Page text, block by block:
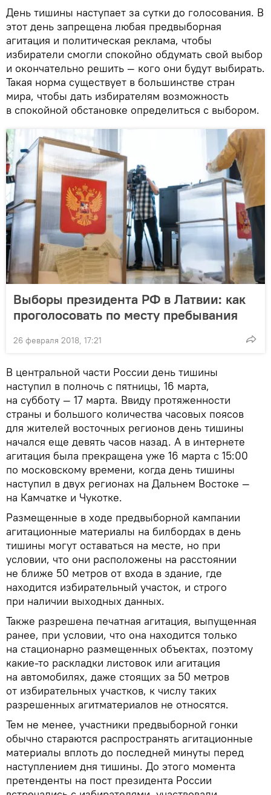
День тишины наступает за сутки до голосования. В
этот день запрещена любая предвыборная
агитация и политическая реклама, чтобы
избиратели смогли спокойно обдумать свой выбор
и окончательно решить — кого они будут выбирать.
Такая норма существует в большинстве стран
мира, чтобы дать избирателям возможность
в спокойной обстановке определиться с выбором.
Выборы президента РФ в Латвии: как
проголосовать по месту пребывания
26 февраля 2018, 17:21
В центральной части России день тишины
наступил в полночь с пятницы, 16 марта,
на субботу — 17 марта. Ввиду протяженности
страны и большого количества часовых поясов
для жителей восточных регионов день тишины
начался еще девять часов назад. А в интернете
агитация была прекращена уже 16 марта с 15:00
по московскому времени, когда день тишины
наступил в двух регионах на Дальнем Востоке —
на Камчатке и Чукотке.
Размещенные в ходе предвыборной кампании
агитационные материалы на билбордах в день
тишины могут оставаться на месте, но при
условии, что они расположены на расстоянии
не ближе 50 метров от входа в здание, где
находится избирательный участок, и строго
при наличии выходных данных.
Также разрешена печатная агитация, выпущенная
ранее, при условии, что она находится только
на стационарно размещенных объектах, поэтому
какие-то раскладки листовок или агитация
на автомобилях, даже стоящих за 50 метров
от избирательных участков, к числу таких
разрешенных агитматериалов не относятся.
Тем не менее, участники предвыборной гонки
обычно стараются распространять агитационные
материалы вплоть до последней минуты перед
наступлением дня тишины. До этого момента
претенденты на пост президента России